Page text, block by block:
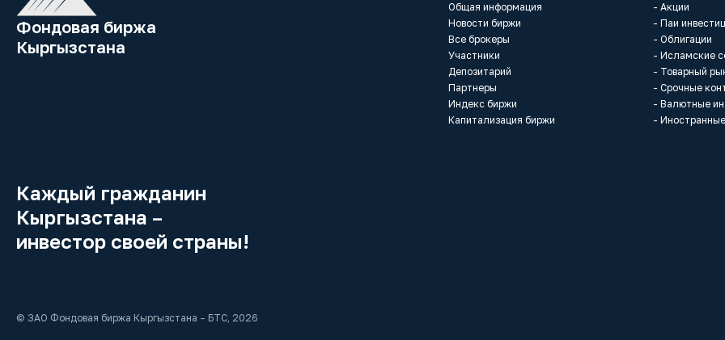
Фондовая биржа
Кыргызстана
Общая информация
Новости биржи
Все брокеры
Участники
Депозитарий
Партнеры
Индекс биржи
Капитализация биржи
- Акции
- Паи
- Облигации
- Исламские
- Товарный
- Срочные
- Валютные
-
Каждый гражданин
Кыргызстана –
инвестор своей страны!
© ЗАО Фондовая биржа Кыргызстана – БТС, 2026